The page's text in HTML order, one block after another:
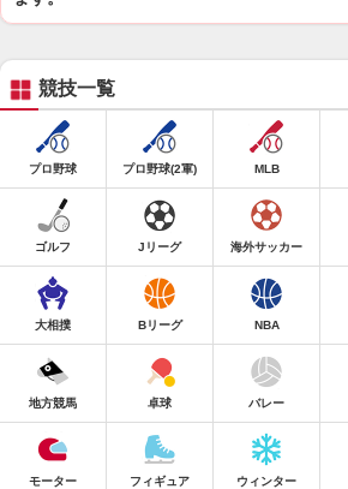
競技一覧
プロ野球 プロ野球(2軍) MLB
ゴルフ Jリーグ 海外サッカー
大相撲 Bリーグ NBA
地方競馬 卓球 バレー
モーター フィギュア ウィンター